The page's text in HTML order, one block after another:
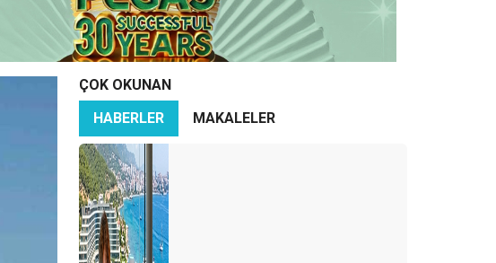
ÇOK OKUNAN
HABERLER
MAKALELER